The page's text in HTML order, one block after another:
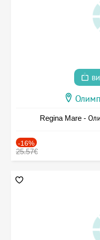
Regina Mare -
-16%
25.57€